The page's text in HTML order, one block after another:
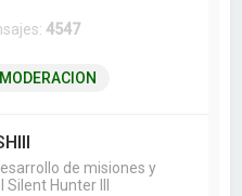
4547
MODERACION
de misiones y
Hunter III